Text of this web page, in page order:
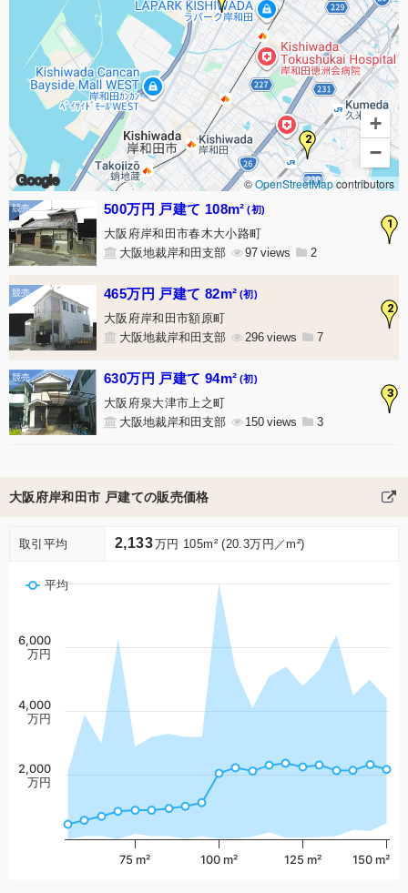
2
Google
+
−
©OpenStreetMapcontributors
1
500万円 戸建て 108m² (初)
大阪府岸和田市春木大小路町
大阪地裁岸和田支部
97 2
2
465万円 戸建て 82m² (初)
大阪府岸和田市額原町
大阪地裁岸和田支部
296 7
3
630万円 戸建て 94m² (初)
大阪府泉大津市上之町
大阪地裁岸和田支部
150 3
大阪府岸和田市 戸建ての販売価格
取引平均 2,133万円 105m² (20.3万円／m²)
平均
75 m² 100 m² 125 m² 150 m²
2,000
万円
4,000
万円
6,000
万円